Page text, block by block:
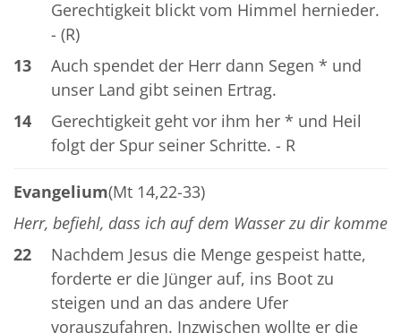
Gerechtigkeit blickt vom Himmel hernieder.
- (R)
13
Auch spendet der Herr dann Segen * und
unser Land gibt seinen Ertrag.
14
Gerechtigkeit geht vor ihm her * und Heil
folgt der Spur seiner Schritte. - R
Evangelium(Mt 14,22-33)
Herr, befiehl, dass ich auf dem Wasser zu dir komme
22
Nachdem Jesus die Menge gespeist hatte,
forderte er die Jünger auf, ins Boot zu
steigen und an das andere Ufer
vorauszufahren. Inzwischen wollte er die